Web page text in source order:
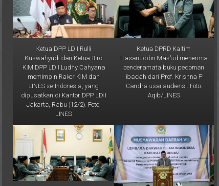
Ketua DPP LDII Rulli
Kuswahyudi dan Ketua Biro
KIM DPP LDII Ludhy Cahyana
memimpin Rakor KIM dan
LINES se-Indonesia, yang
dipusatkan di Kantor DPP LDII
Jakarta, Rabu (12/2). Foto:
LINES
Ketua DPRD Kaltim
Hasanuddin Mas'ud menerima
cenderamata buku pedoman
ibadah dari Prof. Krishna P
Candra usai audiensi. Foto:
Aqib/LINES
Ketua DPRD Kaltim